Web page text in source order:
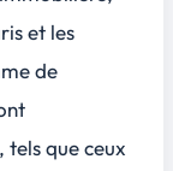
et les
de
que ceux